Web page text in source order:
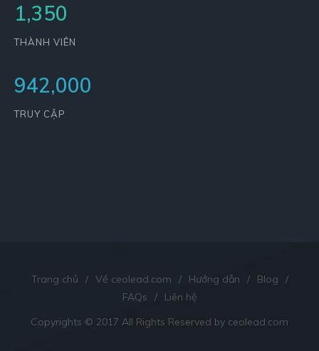
1,350
THÀNH VIÊN
942,000
TRUY CẬP
Trang chủ / Về ceolead.com / Hướng dẫn / Blog
/
FAQs
/
Liên hệ
Copyrights © 2017 All Rights Reserved by ceolead.com